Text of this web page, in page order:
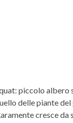
piccolo
delle piante
cresce da